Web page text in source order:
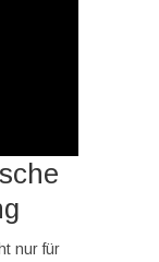
nur für